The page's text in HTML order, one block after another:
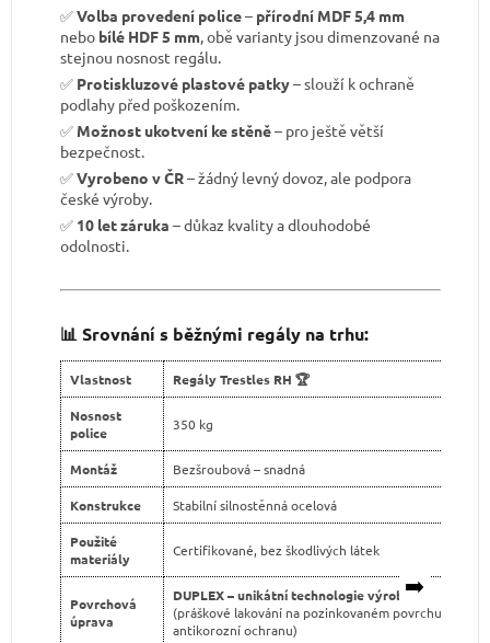
✅Volba provedení police– přírodní MDF 5,4 mm
nebo bílé HDF 5 mm, obě varianty jsou dimenzované na
stejnou nosnost regálu.
✅ Protiskluzové plastové patky– slouží k ochraně
podlahy před poškozením.
✅ Možnost ukotvení ke stěně– pro ještě větší
bezpečnost.
✅Vyrobeno v ČR– žádný levný dovoz, ale podpora
české výroby.
✅ 10 let záruka – důkaz kvality a dlouhodobé
odolnosti.
📊 Srovnání s běžnými regály na trhu:
➡️
Vlastnost Regály Trestles RH 🏆
Nosnost
police
350 kg
Montáž Bezšroubová – snadná
Konstrukce Stabilní silnostěnná ocelová
Použité
materiály
Certifikované, bez škodlivých látek
Povrchová
úprava
DUPLEX – unikátní technologie výroby
(práškové lakování na pozinkovaném povrchu pro
antikorozní ochranu)